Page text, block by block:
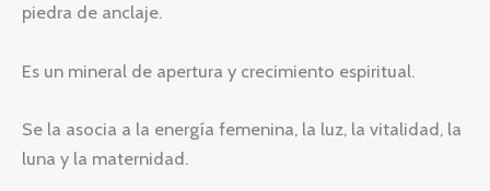
piedra de anclaje.
Es un mineral de apertura y crecimiento espiritual.
Se la asocia a la energía femenina, la luz, la vitalidad, la
luna y la maternidad.